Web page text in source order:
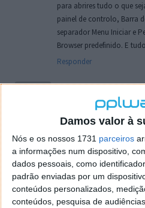
Damos valor à
Nós e os nossos 1731 parceiros
a informações num dispositivo,
dados pessoais, como
padrão enviadas por um
conteúdos personalizados,
conteúdos, pesquisa de
para abrires tudo o que
painel de controlo, Barra
separador Menu Iniciar e
Browser predefinido. E
Responder
rui
7 de Novembro de
Boas outra vez. Desculpa
localizaçao referida n se
o firefox como browser
de control tudo e nada.
tentei apagar o explorer
firefox mas em vao. Kaso
agradecido, caso
Responder